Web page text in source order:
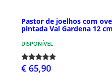
Pastor de joelhos com
pintada Val Gardena 12 cm
DISPONÍVEL
€ 65,90